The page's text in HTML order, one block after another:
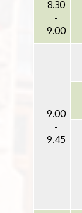
8.30
-
9.00
9.00
-
9.45